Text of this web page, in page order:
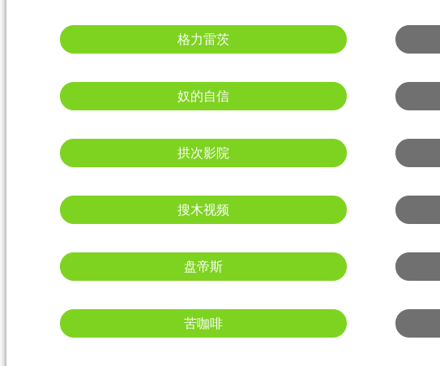
格力雷茨
奴的自信
拱次影院
搜木视频
盘帝斯
苦咖啡